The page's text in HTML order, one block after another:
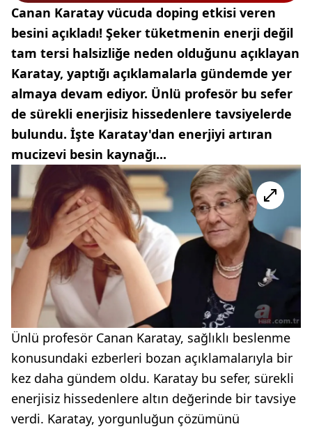
Canan Karatay vücuda doping etkisi veren
besini açıkladı! Şeker tüketmenin enerji değil
tam tersi halsizliğe neden olduğunu açıklayan
Karatay, yaptığı açıklamalarla gündemde yer
almaya devam ediyor. Ünlü profesör bu sefer
de sürekli enerjisiz hissedenlere tavsiyelerde
bulundu. İşte Karatay'dan enerjiyi artıran
mucizevi besin kaynağı...
Ünlü profesör Canan Karatay, sağlıklı beslenme
konusundaki ezberleri bozan açıklamalarıyla bir
kez daha gündem oldu. Karatay bu sefer, sürekli
enerjisiz hissedenlere altın değerinde bir tavsiye
verdi. Karatay, yorgunluğun çözümünü